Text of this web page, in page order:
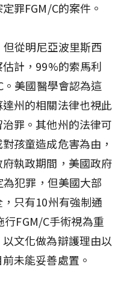
罪FGM/C的案件。
從明尼亞波里斯西
計，99%的索馬利
美國醫學會認為這
州的相關法律也視此
罪。其他州的法律可
孩童造成危害為由，
執政期間，美國政府
犯罪，但美國大部
只有10州有強制通
FGM/C手術視為重
文化做為辯護理由以
未能妥善處置。